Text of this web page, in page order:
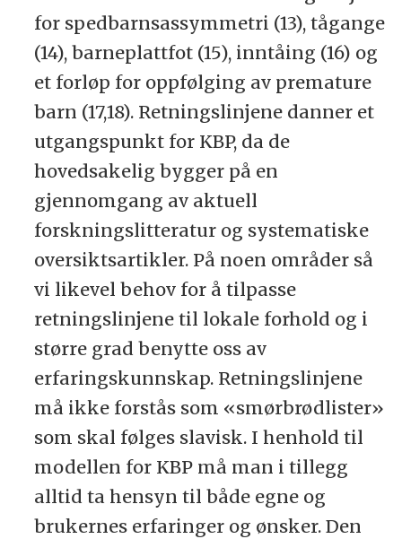
for spedbarnsassymmetri (13), tågange
(14), barneplattfot (15), inntåing (16) og
et forløp for oppfølging av premature
barn (17,18). Retningslinjene danner et
utgangspunkt for KBP, da de
hovedsakelig bygger på en
gjennomgang av aktuell
forskningslitteratur og systematiske
oversiktsartikler. På noen områder så
vi likevel behov for å tilpasse
retningslinjene til lokale forhold og i
større grad benytte oss av
erfaringskunnskap. Retningslinjene
må ikke forstås som «smørbrødlister»
som skal følges slavisk. I henhold til
modellen for KBP må man i tillegg
alltid ta hensyn til både egne og
brukernes erfaringer og ønsker. Den